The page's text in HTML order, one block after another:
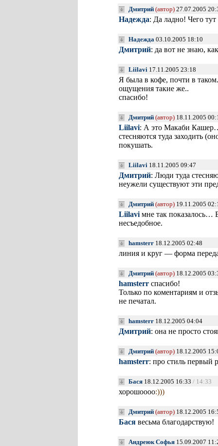
Дмитрий (автор) 27.07.2005
Надежда: Да ладно! Чего тут
Надежда 03.10.2005 18:10
Дмитрий: да вот не знаю,
Liilavi 17.11.2005 23:18
Я была в кофе, почти в
ощущения такие же..
спасибо!
Дмитрий (автор) 18.11.2005
Liilavi: А это Макаби
стесняются туда заходить
покушать.
Liilavi 18.11.2005 09:47
Дмитрий: Люди туда
неужели существуют эти
Дмитрий (автор) 19.11.2005
Liilavi мне так показалось…
несъедобное.
hamsterr 18.12.2005 02:48
линия и круг — форма
Дмитрий (автор) 18.12.2005
hamsterr спасибо!
Только по коментариям и
не печатал.
hamsterr 18.12.2005 04:04
Дмитрий: она не просто
Дмитрий (автор) 18.12.2005
hamsterr: про стиль первый
Бася 18.12.2005 16:33 / 14:33
хорошоооо:)))
Дмитрий (автор) 18.12.2005
Бася весьма благодарствую!
Андреюк Софья 15.09.2007